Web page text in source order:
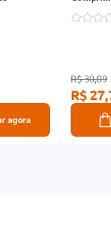
agora
R$ 30,09
R$